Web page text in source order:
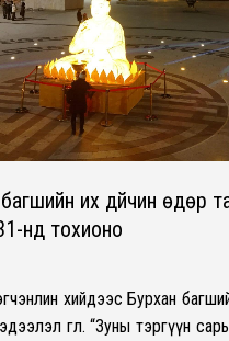
их дүйчин өдөр
нд тохионо
хийдээс Бурхан
өглөө. “Зуны тэргүүн